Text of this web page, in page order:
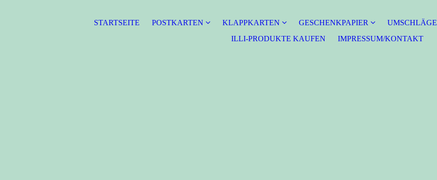
STARTSEITE POSTKARTEN KLAPPKARTEN GESCHENKPAPIER UMSCHLÄGE
ILLI-PRODUKTE KAUFEN
IMPRESSUM/KONTAKT